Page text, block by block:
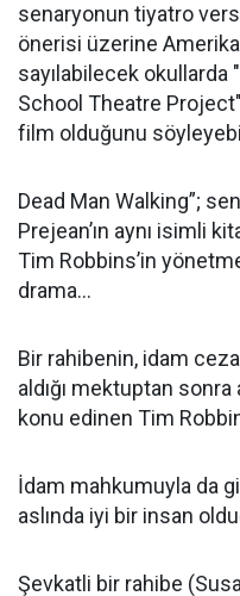
senaryonun tiyatro
önerisi üzerine
sayılabilecek okullarda
School Theatre
film olduğunu
Dead Man Walking”;
Prejean’ın aynı isimli
Tim Robbins’in
drama…
Bir rahibenin, idam
aldığı mektuptan
konu edinen Tim
İdam mahkumuyla da
aslında iyi bir insan
Şevkatli bir rahibe